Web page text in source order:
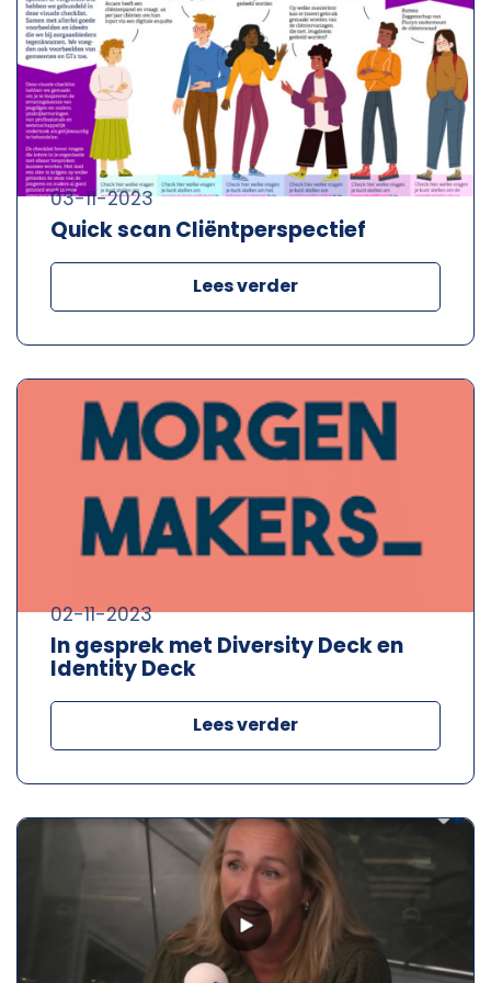
Quick scan Cliëntperspectief
03-11-2023
Lees verder
In gesprek met Diversity Deck en
Identity Deck
02-11-2023
Lees verder